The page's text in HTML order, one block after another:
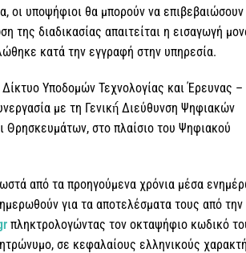
οι υποψήφιοι θα μπορούν να επιβεβαιώσουν
της διαδικασίας απαιτείται η εισαγωγή
κατά την εγγραφή στην υπηρεσία.
Υποδομών Τεχνολογίας και Έρευνας
με τη Γενική́ Διεύθυνση Ψηφιακών
Θρησκευμάτων, στο πλαίσιο του Ψηφιακού
από τα προηγούμενα χρόνια μέσα
για τα αποτελέσματα τους από
πληκτρολογώντας τον οκταψήφιο κωδικό
σε κεφαλαίους ελληνικούς